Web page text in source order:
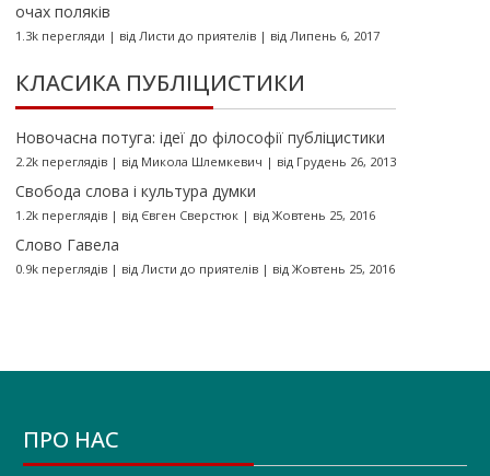
очах поляків
1.3k перегляди | від Листи до приятелів| від Липень 6, 2017
КЛАСИКА ПУБЛІЦИСТИКИ
Новочасна потуга: ідеї до філософії публіцистики
2.2k переглядів| від Микола Шлемкевич | від Грудень 26, 2013
Свобода слова і культура думки
1.2k переглядів| від Євген Сверстюк| від Жовтень 25, 2016
Слово Гавела
0.9k переглядів| від Листи до приятелів| від Жовтень 25, 2016
ПРО НАС